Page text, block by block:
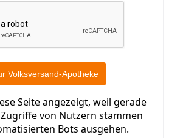
Seite angezeigt, weil gerade
von Nutzern stammen
Bots ausgehen.